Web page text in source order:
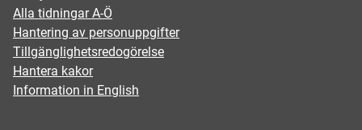
Alla tidningar A-Ö
Hantering av personuppgifter
Tillgänglighetsredogörelse
Hantera kakor
Information in English